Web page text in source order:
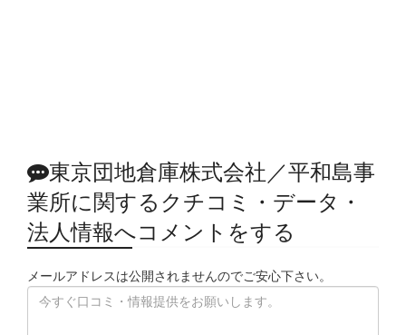
東京団地倉庫株式会社／平和島事
業所に関するクチコミ・データ・
法人情報へコメントをする
メールアドレスは公開されませんのでご安心下さい。